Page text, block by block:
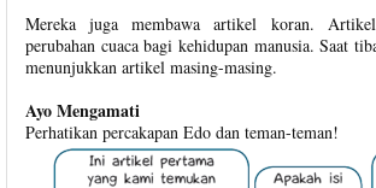
Mereka juga membawa artikel koran.
perubahan cuaca bagi kehidupan manusia. Saat
menunjukkan artikel masing-masing.
Ayo Mengamati
Perhatikan percakapan Edo dan teman-teman!